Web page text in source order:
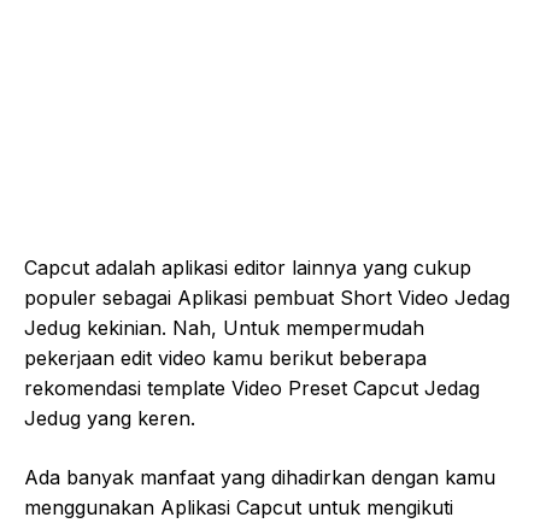
Capcut adalah aplikasi editor lainnya yang cukup
populer sebagai Aplikasi pembuat Short Video Jedag
Jedug kekinian. Nah, Untuk mempermudah
pekerjaan edit video kamu berikut beberapa
rekomendasi template Video Preset Capcut Jedag
Jedug yang keren.
Ada banyak manfaat yang dihadirkan dengan kamu
menggunakan Aplikasi Capcut untuk mengikuti